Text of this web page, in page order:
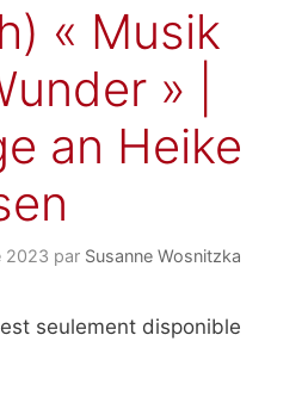
« Musik
» |
an Heike
2023 par Susanne Wosnitzka
seulement disponible